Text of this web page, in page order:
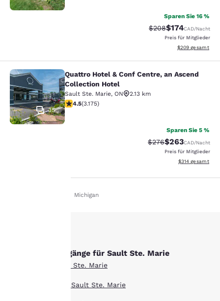
Sparen Sie 16 %
Durchgestrichener
$208Vergünstigter
$174CAD/Nacht
Preis für Mitglieder
Geschätzte
$209 gesamt
Quattro Hotel & Conf Centre, an
35
Quattro Hotel & Conf Centre, an Ascend
Collection Hotel
Sault Ste. Marie, ON
2.13 km
4.49-Sterne-Bewertung. Hervorragend. 3175
4.5(3.175)
Sparen Sie 5 %
Durchgestrichener
$276Vergünstigter
$263CAD/Nacht
Preis für Mitglieder
Geschätzte
$314 gesamt
Michigan
Andere Suchvorgänge für Sault Ste. Marie
Alle Hotels in Sault Ste. Marie
Boutique Hotels in Sault Ste. Marie